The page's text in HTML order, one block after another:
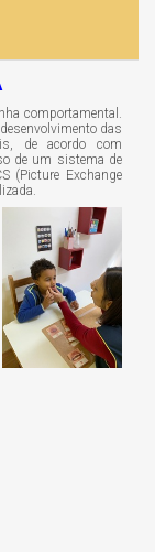
comportamental.
das
de acordo com
de um sistema de
(Picture Exchange